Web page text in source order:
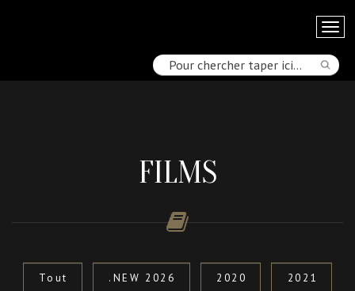
FILMS
Tout .NEW 2026 2020 2021